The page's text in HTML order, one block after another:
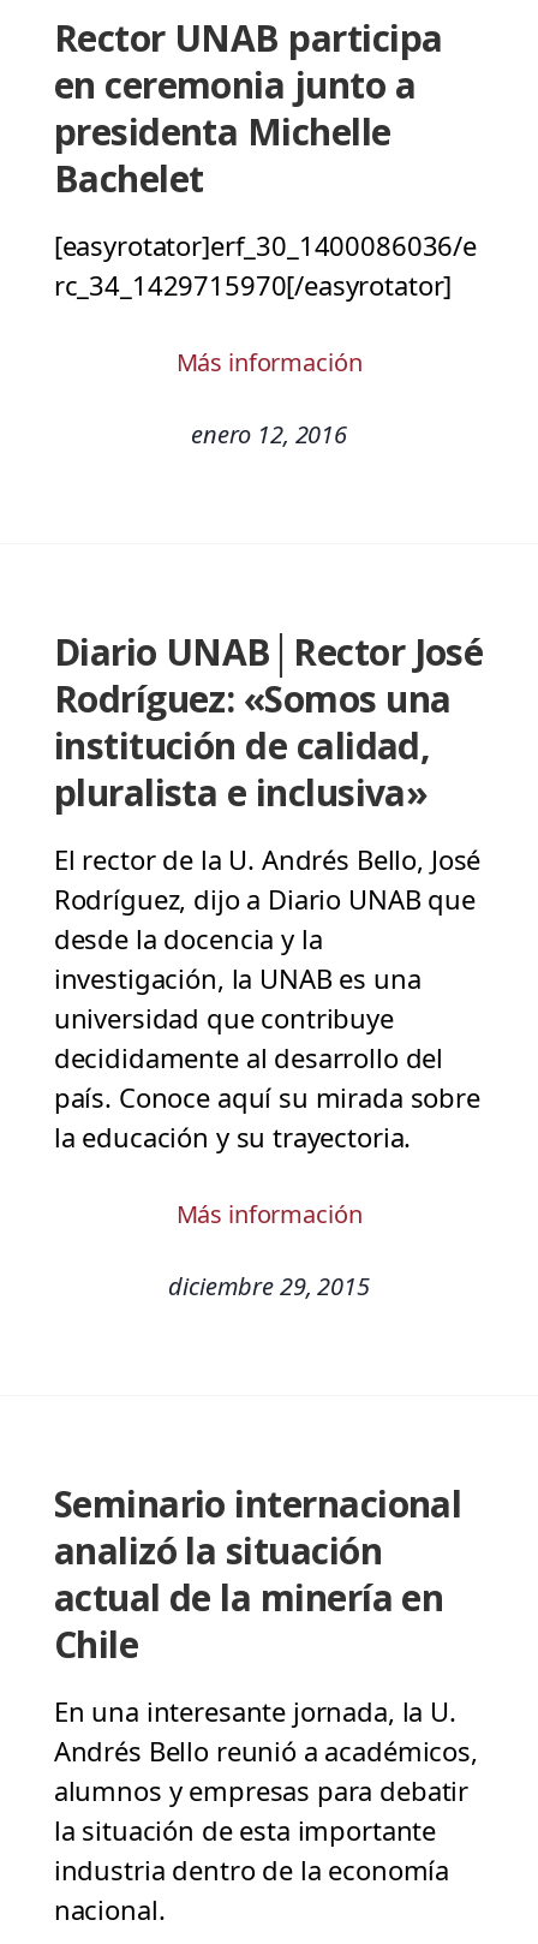
Rector UNAB participa
en ceremonia junto a
presidenta Michelle
Bachelet
[easyrotator]erf_30_1400086036/e
rc_34_1429715970[/easyrotator]
Más información
enero 12, 2016
Diario UNAB│Rector José
Rodríguez: «Somos una
institución de calidad,
pluralista e inclusiva»
El rector de la U. Andrés Bello, José
Rodríguez, dijo a Diario UNAB que
desde la docencia y la
investigación, la UNAB es una
universidad que contribuye
decididamente al desarrollo del
país. Conoce aquí su mirada sobre
la educación y su trayectoria.
Más información
diciembre 29, 2015
Seminario internacional
analizó la situación
actual de la minería en
Chile
En una interesante jornada, la U.
Andrés Bello reunió a académicos,
alumnos y empresas para debatir
la situación de esta importante
industria dentro de la economía
nacional.